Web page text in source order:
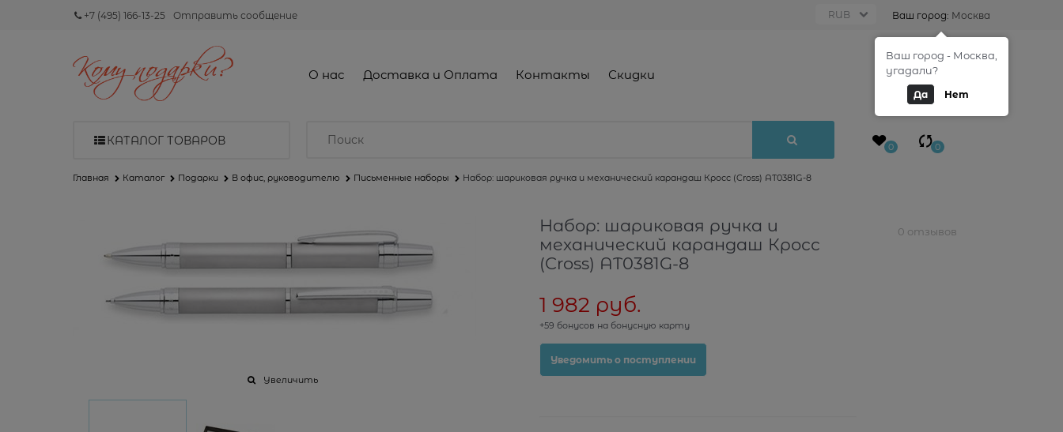
+7 (495) 166-13-25 Отправить сообщение Ваш город: Москва
О нас Доставка и Оплата Контакты Скидки
0
КАТАЛОГ ТОВАРОВ 0 0
Главная Каталог Подарки В офис, руководителю Письменные наборы Набор: шариковая ручка и механический карандаш Кросс (Cross) AT0381G-8
Увеличить
Набор: шариковая ручка и
механический карандаш Кросс
(Cross) AT0381G-8
1 982 руб.
+59 бонусов на бонусную карту
Уведомить о поступлении
0 отзывов
Ваш город - Москва,
угадали?
Да Нет